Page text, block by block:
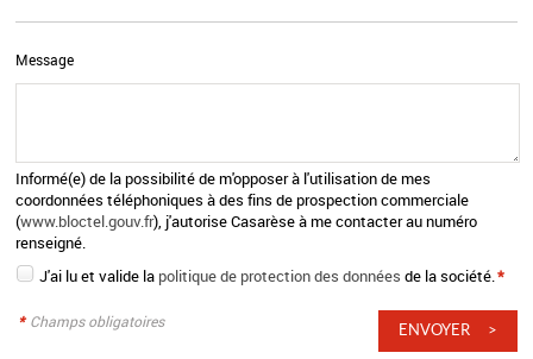
Message
Informé(e) de la possibilité de m'opposer à l'utilisation de mes
coordonnées téléphoniques à des fins de prospection commerciale
(www.bloctel.gouv.fr), j'autorise Casarèse à me contacter au numéro
renseigné.
J'ai lu et valide la politique de protection des données de la société.*
* Champs obligatoires